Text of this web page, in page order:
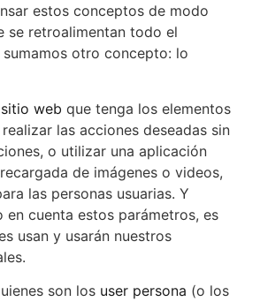
estos conceptos de modo
se retroalimentan todo el
otro concepto: lo
web que tenga los elementos
las acciones deseadas sin
o utilizar una aplicación
de imágenes o videos,
las personas usuarias. Y
en cuenta estos parámetros, es
usan y usarán nuestros
son los user persona (o los